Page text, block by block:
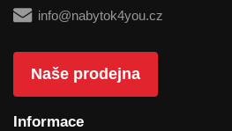
info@nabytok4you.cz
Naše prodejna
Informace